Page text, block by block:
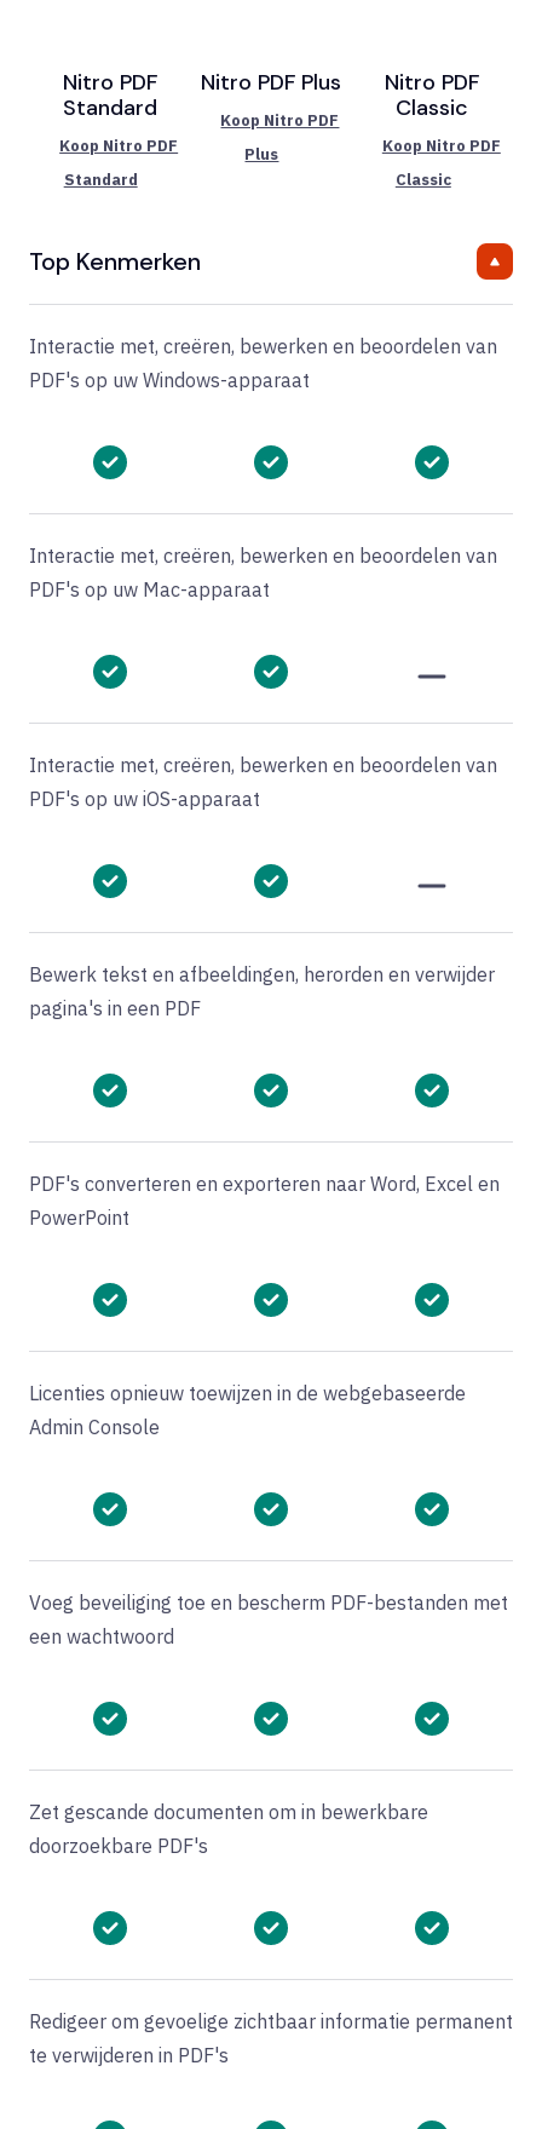
Nitro PDF
Standard
Koop Nitro PDF
Standard
Nitro PDF Plus
Koop Nitro PDF
Plus
Nitro PDF
Classic
Koop Nitro PDF
Classic
Top Kenmerken
Interactie met, creëren, bewerken en beoordelen van
PDF's op uw Windows-apparaat
Interactie met, creëren, bewerken en beoordelen van
PDF's op uw Mac-apparaat
Interactie met, creëren, bewerken en beoordelen van
PDF's op uw iOS-apparaat
Bewerk tekst en afbeeldingen, herorden en verwijder
pagina's in een PDF
PDF's converteren en exporteren naar Word, Excel en
PowerPoint
Licenties opnieuw toewijzen in de webgebaseerde
Admin Console
Voeg beveiliging toe en bescherm PDF-bestanden met
een wachtwoord
Zet gescande documenten om in bewerkbare
doorzoekbare PDF's
Redigeer om gevoelige zichtbaar informatie permanent
te verwijderen in PDF's